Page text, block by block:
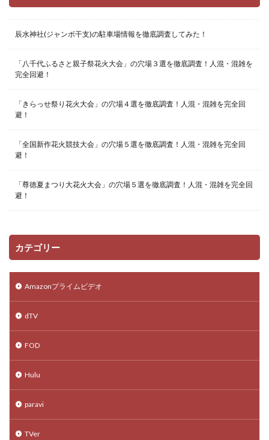
辰水神社(ジャンボ干支)の駐車場情報を徹底調査してみた！
「八千代ふるさと親子祭花火大会」の穴場３選を徹底調査！人混・混雑を
完全回避！
「きらっせ祭り花火大会」の穴場４選を徹底調査！人混・混雑を完全回
避！
「全国新作花火競技大会」の穴場５選を徹底調査！人混・混雑を完全回
避！
「尊徳夏まつり大花火大会」の穴場５選を徹底調査！人混・混雑を完全回
避！
カテゴリー
Amazonプライムビデオ
dTV
FOD
Hulu
paravi
TVer